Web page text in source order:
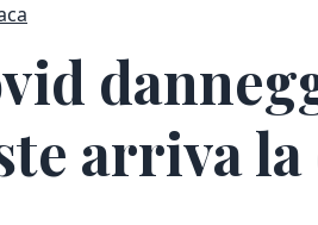
arriva